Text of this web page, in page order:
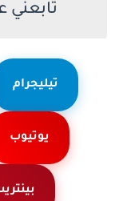
تابعني
تيليجرام
يوتيوب